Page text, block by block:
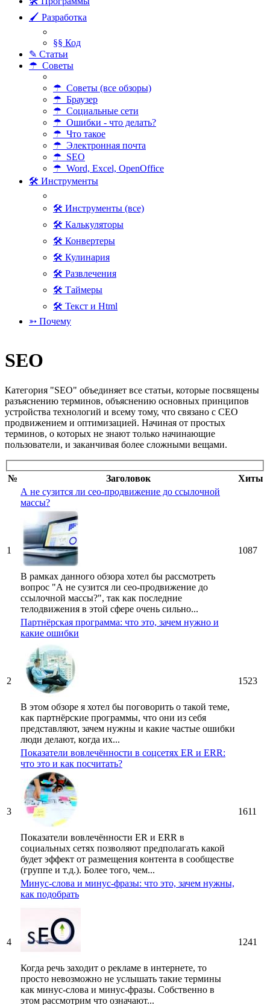
🖌 Разработка
§§ Код
✎ Статьи
☂ Советы
☂ Советы (все обзоры)
☂ Браузер
☂ Социальные сети
☂ Ошибки - что делать?
☂ Что такое
☂ Электронная почта
☂ SEO
☂ Word, Excel, OpenOffice
🛠 Инструменты
🛠 Инструменты (все)
🛠 Калькуляторы
🛠 Конвертеры
🛠 Кулинария
🛠 Развлечения
🛠 Таймеры
🛠 Текст и Html
➳ Почему
SEO
Категория "SEO" объединяет все статьи, которые посвящены
разъяснению терминов, объяснению основных принципов
устройства технологий и всему тому, что связано с СЕО
продвижением и оптимизацией. Начиная от простых
терминов, о которых не знают только начинающие
пользователи, и заканчивая более сложными вещами.
№ Заголовок Хиты
1
А не сузится ли сео-продвижение до ссылочной
массы?
В рамках данного обзора хотел бы рассмотреть
вопрос "А не сузится ли сео-продвижение до
ссылочной массы?", так как последние
телодвижения в этой сфере очень сильно...
1087
2
Партнёрская программа: что это, зачем нужно и
какие ошибки
В этом обзоре я хотел бы поговорить о такой теме,
как партнёрские программы, что они из себя
представляют, зачем нужны и какие частые ошибки
люди делают, когда их...
1523
3
Показатели вовлечённости в соцсетях ER и ERR:
что это и как посчитать?
Показатели вовлечённости ER и ERR в
социальных сетях позволяют предполагать какой
будет эффект от размещения контента в сообществе
(группе и т.д.). Более того, чем...
1611
4
Минус-слова и минус-фразы: что это, зачем нужны,
как подобрать
Когда речь заходит о рекламе в интернете, то
просто невозможно не услышать такие термины
как минус-слова и минус-фразы. Собственно в
этом рассмотрим что означают...
1241